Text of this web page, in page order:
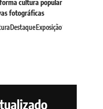
cultura popular
fotográficas
DestaqueExposição